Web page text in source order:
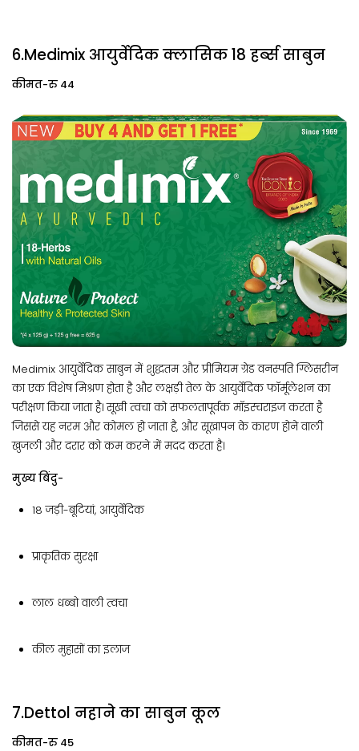
6.Medimix आयुर्वेदिक क्लासिक 18 हर्ब्स साबुन
कीमत-रु 44
Medimix आयुर्वेदिक साबुन में शुद्धतम और प्रीमियम ग्रेड वनस्पति ग्लिसरीन
का एक विशेष मिश्रण होता है और लक्षड़ी तेल के आयुर्वेदिक फॉर्मूलेशन का
परीक्षण किया जाता है। सूखी त्वचा को सफलतापूर्वक मॉइस्चराइज करता है
जिससे यह नरम और कोमल हो जाता है, और सूखापन के कारण होने वाली
खुजली और दरार को कम करने में मदद करता है।
मुख्य बिंदु-
18 जड़ी-बूटियां, आयुर्वेदिक
प्राकृतिक सुरक्षा
लाल धब्बो वाली त्वचा
कील मुहासों का इलाज
7.Dettol नहाने का साबुन कूल
कीमत-रु 45